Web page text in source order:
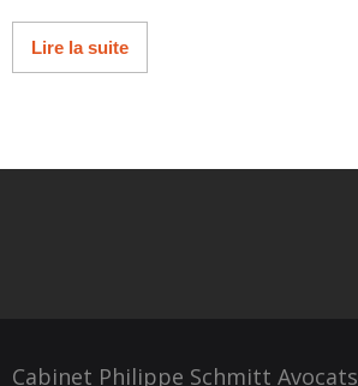
Lire la suite
Cabinet Philippe Schmitt Avocats